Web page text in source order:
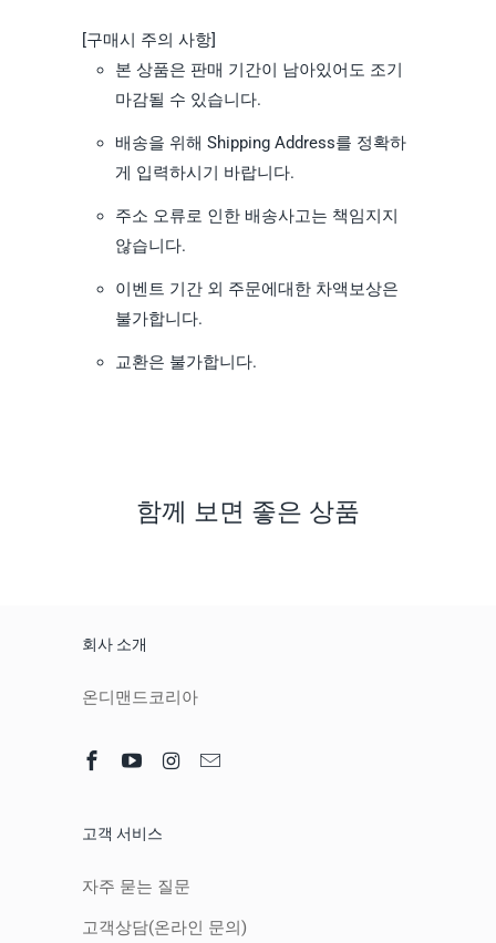
[구매시 주의 사항]
본 상품은 판매 기간이 남아있어도 조기
마감될 수 있습니다.
배송을 위해 Shipping Address를 정확하
게 입력하시기 바랍니다.
주소 오류로 인한 배송사고는 책임지지
않습니다.
이벤트 기간 외 주문에대한 차액보상은
불가합니다.
교환은 불가합니다.
함께 보면 좋은 상품
회사 소개
온디맨드코리아
고객 서비스
자주 묻는 질문
고객상담(온라인 문의)